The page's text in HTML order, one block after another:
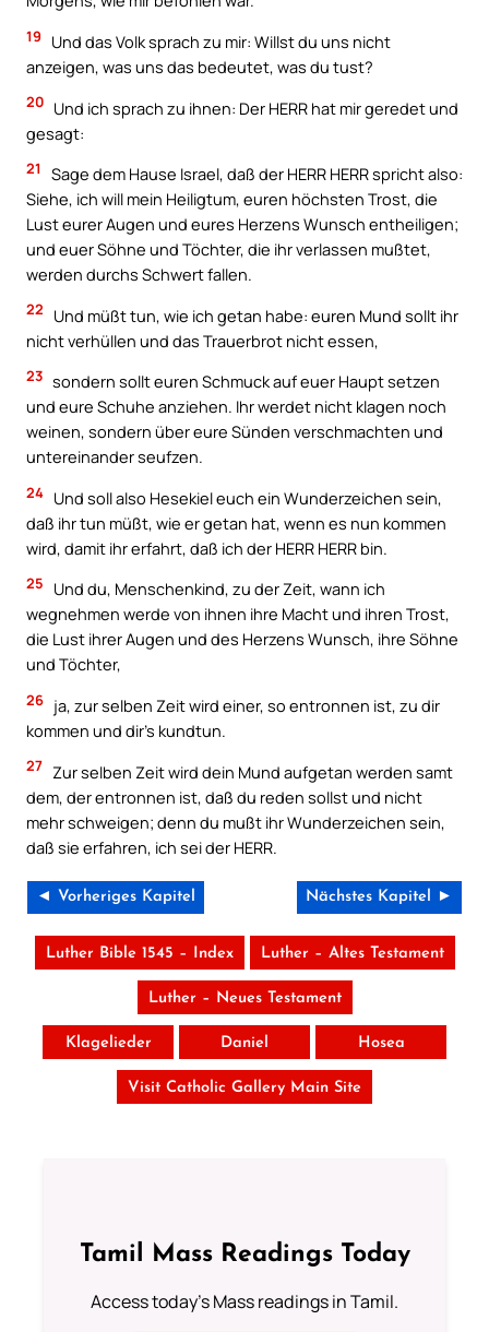
19
Und das Volk sprach zu mir: Willst du uns nicht
anzeigen, was uns das bedeutet, was du tust?
20 Und ich sprach zu ihnen: Der HERR hat mir geredet und
gesagt:
21
Sage dem Hause Israel, daß der HERR HERR spricht also:
Siehe, ich will mein Heiligtum, euren höchsten Trost, die
Lust eurer Augen und eures Herzens Wunsch entheiligen;
und euer Söhne und Töchter, die ihr verlassen mußtet,
werden durchs Schwert fallen.
22
Und müßt tun, wie ich getan habe: euren Mund sollt ihr
nicht verhüllen und das Trauerbrot nicht essen,
23 sondern sollt euren Schmuck auf euer Haupt setzen
und eure Schuhe anziehen. Ihr werdet nicht klagen noch
weinen, sondern über eure Sünden verschmachten und
untereinander seufzen.
24 Und soll also Hesekiel euch ein Wunderzeichen sein,
daß ihr tun müßt, wie er getan hat, wenn es nun kommen
wird, damit ihr erfahrt, daß ich der HERR HERR bin.
25
Und du, Menschenkind, zu der Zeit, wann ich
wegnehmen werde von ihnen ihre Macht und ihren Trost,
die Lust ihrer Augen und des Herzens Wunsch, ihre Söhne
und Töchter,
26 ja, zur selben Zeit wird einer, so entronnen ist, zu dir
kommen und dir’s kundtun.
27 Zur selben Zeit wird dein Mund aufgetan werden samt
dem, der entronnen ist, daß du reden sollst und nicht
mehr schweigen; denn du mußt ihr Wunderzeichen sein,
daß sie erfahren, ich sei der HERR.
◄ Vorheriges Kapitel Nächstes Kapitel ►
Luther Bible 1545 – Index Luther – Altes Testament
Luther – Neues Testament
Klagelieder Daniel Hosea
Visit Catholic Gallery Main Site
Tamil Mass Readings Today
Access today's Mass readings in Tamil.